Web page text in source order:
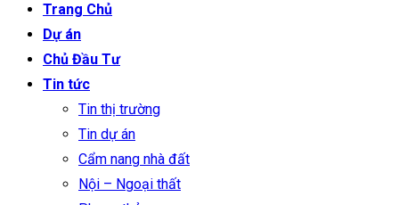
Trang Chủ
Dự án
Chủ Đầu Tư
Tin tức
Tin thị trường
Tin dự án
Cẩm nang nhà đất
Nội – Ngoại thất